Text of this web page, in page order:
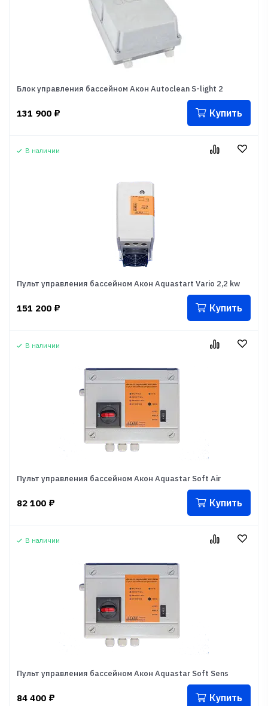
Блок управления бассейном Акон Autoclean S-light 2
131 900 ₽ Купить
В наличии
Пульт управления бассейном Акон Aquastart Vario 2,2 kw
151 200 ₽ Купить
В наличии
Пульт управления бассейном Акон Aquastar Soft Air
82 100 ₽ Купить
В наличии
Пульт управления бассейном Акон Aquastar Soft Sens
84 400 ₽ Купить